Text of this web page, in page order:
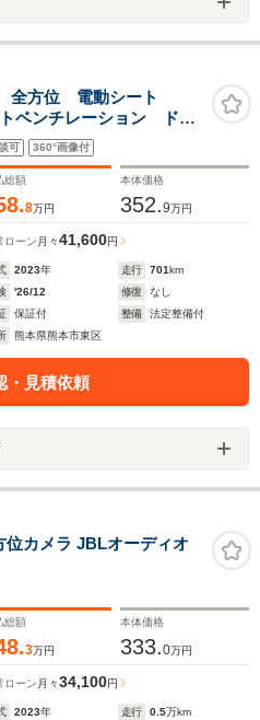
方位 電動シート
ベンチレーション ドラ
ーズコントロール LED
ルミホイール AC100V
可 360°画像付
総額
8万円
本体価格
352.9万円
ローン 月々41,600円
2023年 走行 701km
'26/12 修復
なし
保証付 整備
法定整備付
熊本県熊本市東区
・見積依頼
カメラ JBLオーディオ
総額
3万円
本体価格
333.0万円
ローン 月々34,100円
2023年 走行 0.5万km